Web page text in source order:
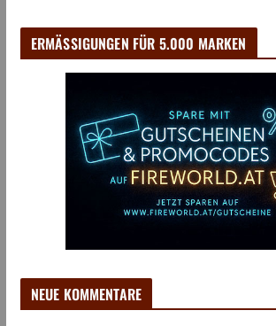
ERMÄSSIGUNGEN FÜR 5.000 MARKEN
NEUE KOMMENTARE